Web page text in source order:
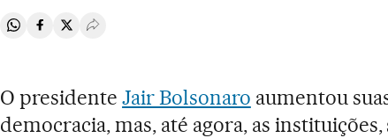
Compartir en Whatsapp
Compartir en Facebook
Compartir en Twitter
Desplegar Redes Sociales
O presidenteJair Bolsonaro aumentou
democracia, mas, até agora, as